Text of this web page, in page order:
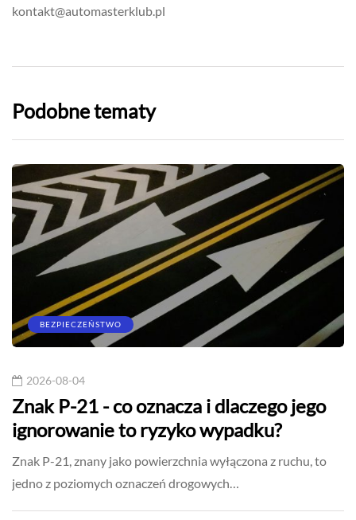
kontakt@automasterklub.pl
Podobne tematy
BEZPIECZEŃSTWO
2026-08-04
Znak P-21 - co oznacza i dlaczego jego
ignorowanie to ryzyko wypadku?
Znak P-21, znany jako powierzchnia wyłączona z ruchu, to
jedno z poziomych oznaczeń drogowych…